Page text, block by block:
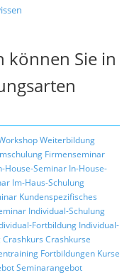
können Sie in
Weiterbildung
Firmenseminar
House-Seminar In-House-
Im-Haus-Schulung
Kundenspezifisches
Individual-Schulung
Fortbildung Individual-
Crashkurs Crashkurse
Fortbildungen Kurse
Seminarangebot